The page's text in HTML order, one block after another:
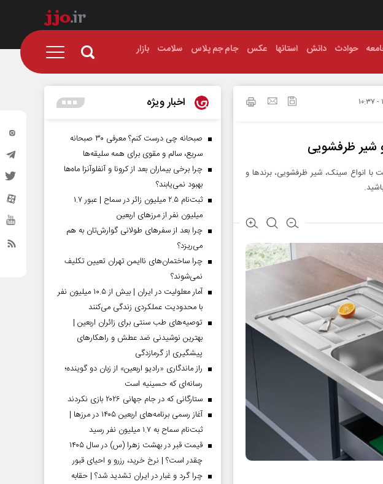
حوادث دانش استانها عکس جام جم پلاس سلامت بازار
شیر ظرفشویی
انواع سینک، شیر ظرفشویی، برندها و
اخبار ویژه
صبحانه چی درست کنم؟ معرفی ۳۰ صبحانه
سریع، سالم و مقوی برای همه سلیقه‌ها
چرا برخی بیماران بعد از کرونا و آنفلوآنزا ماه‌ها
بهبود نمی‌یابند؟
ثبت‌نام ۲.۵ میلیون زائر در سماح | عبور ۱.۷
میلیون نفر از مرز‌های اربعین
چرا بعد از سفرهای طولانی گوارش‌تان به هم
می‌ریزد؟
چرا ساختمان‌های ناایمن تهران تعیین تکلیف
نمی‌شوند؟
آمار معلولیت در ایران | بیش از ۱۰.۵ میلیون نفر
با محدودیت عملکردی زندگی می‌کنند
توصیه‌های طب سنتی برای زائران اربعین |
بهترین نوشیدنی ضد عطش و راهکارهای
پیشگیری از گرمازدگی
راز ماندگاری «رادیو اربعین» از زبان دو گوینده؛
رسانه‌ای که حسینیه است
ستارگانی که در جام جهانی ۲۰۲۶ بازی نکردند
آغاز رسمی برنامه‌های اربعین ۱۴۰۵ در مرز‌ها |
ثبت‌نام سماح به ۱.۷ میلیون نفر رسید
قیمت قبر در بهشت زهرا (س) در سال ۱۴۰۵
چقدر است؟ | نرخ خرید، رزرو و احیای قبور
چرا گرد و غبار در ایران تشدید شد؟ | حقابه